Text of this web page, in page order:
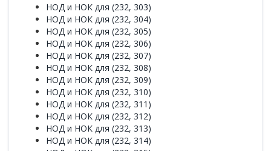
НОД и НОК для (232, 303)
НОД и НОК для (232, 304)
НОД и НОК для (232, 305)
НОД и НОК для (232, 306)
НОД и НОК для (232, 307)
НОД и НОК для (232, 308)
НОД и НОК для (232, 309)
НОД и НОК для (232, 310)
НОД и НОК для (232, 311)
НОД и НОК для (232, 312)
НОД и НОК для (232, 313)
НОД и НОК для (232, 314)